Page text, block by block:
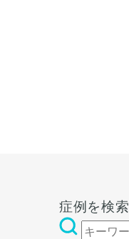
症例を検索